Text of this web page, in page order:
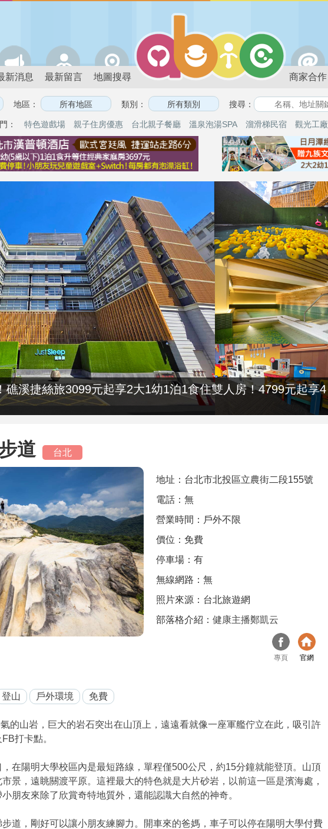
新消息 最新留言 地圖搜尋 商家合作
地區： 類別： 搜尋：
： 特色遊戲場 親子住房優惠 台北親子餐廳 溫泉泡湯SPA 溜滑梯民宿 觀光工廠
溪捷絲旅3099元起享2大1幼1泊1食住雙人房！4799元起享4
道 台北
地址：台北市北投區立農街二段155號
電話：無
營業時間：戶外不限
價位：免費
停車場：有
無線網路：無
照片來源：台北旅遊網
部落格介紹：健康主播鄭凱云
專頁 官網
登山 戶外環境 免費
的山岩，巨大的岩石突出在山頂上，遠遠看就像一座軍艦佇立在此，吸引許
打卡點。
在陽明大學校區內是最短路線，單程僅500公尺，約15分鐘就能登頂。山頂
景，遠眺關渡平原。這裡最大的特色就是大片砂岩，以前這一區是濱海處，
朋友來除了欣賞奇特地質外，還能認識大自然的神奇。
道，剛好可以讓小朋友練腳力。開車來的爸媽，車子可以停在陽明大學付費